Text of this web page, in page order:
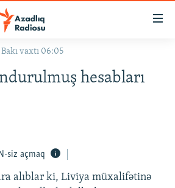
vaxtı 06:05
hesabları
siz açmaq
alıblar ki, Liviya müxalifətinə